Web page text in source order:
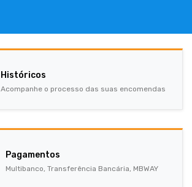
Históricos
Acompanhe o processo das suas encomendas
Pagamentos
Multibanco, Transferência Bancária, MBWAY